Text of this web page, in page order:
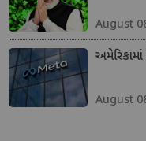
August
August